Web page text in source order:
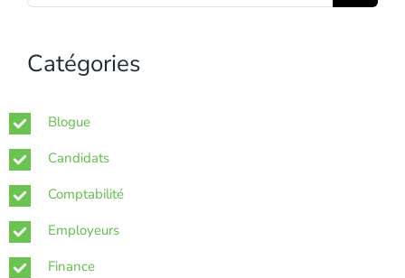
Catégories
Blogue
Candidats
Comptabilité
Employeurs
Finance